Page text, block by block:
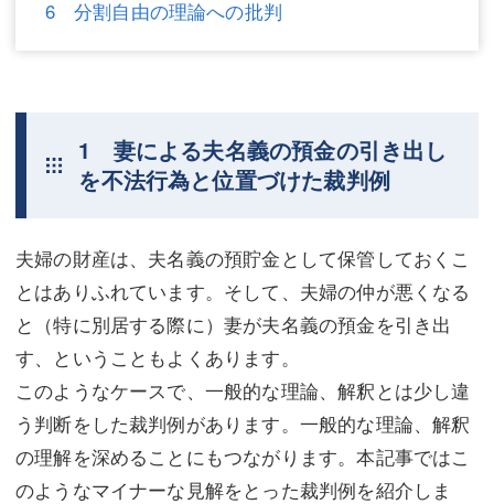
不動産登記
債務整理
マスコミ取材・実績
アクセス
東京事務所 (新宿・四谷)
埼玉事務所 (さいたま市)
川口事務所（埼玉県川口市）
商業登記
マスコミ取材・実績
アクセス
東京事務所 (新宿・四谷)
埼玉事務所 (さいたま市)
川口事務所（埼玉県川口市）
お問い合せフォーム
6 分割自由の理論への批判
1 妻による夫名義の預金の引き出し
を不法行為と位置づけた裁判例
夫婦の財産は、夫名義の預貯金として保管しておくこ
とはありふれています。そして、夫婦の仲が悪くなる
と（特に別居する際に）妻が夫名義の預金を引き出
す、ということもよくあります。
このようなケースで、一般的な理論、解釈とは少し違
う判断をした裁判例があります。一般的な理論、解釈
の理解を深めることにもつながります。本記事ではこ
のようなマイナーな見解をとった裁判例を紹介しま